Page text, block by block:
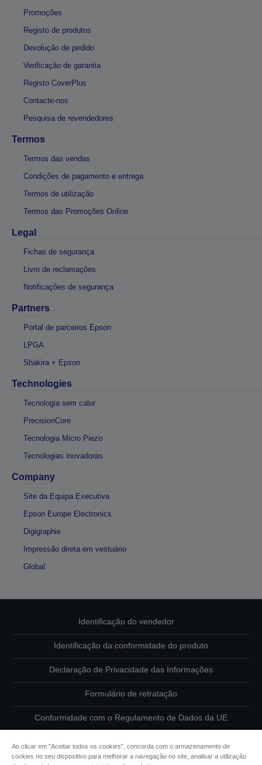
Promoções
Registo de produtos
Devolução de pedido
Verificação de garantia
Registo CoverPlus
Contacte-nos
Pesquisa de revendedores
Termos
Termos das vendas
Condições de pagamento e entrega
Termos de utilização
Termos das Promoções Online
Legal
Fichas de segurança
Livro de reclamações
Notificações de segurança
Partners
Portal de parceiros Epson
LPGA
Shakira + Epson
Technologies
Tecnologia sem calor
PrecisionCore
Tecnologia Micro Piezo
Tecnologias inovadoras
Company
Site da Equipa Executiva
Epson Europe Electronics
Digigraphie
Impressão direta em vestuário
Global
Identificação do vendedor
Identificação da conformidade do produto
Declaração de Privacidade das Informações
Formulário de retratação
Conformidade com o Regulamento de Dados da UE
Ao clicar em "Aceitar todos os cookies", concorda com o armazenamento de
cookies no seu dispositivo para melhorar a navegação no site, analisar a utilização